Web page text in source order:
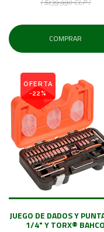
( $139.990 CLP )
COMPRAR
OFERTA
-22%
JUEGO DE DADOS Y
1/4" Y TORX® BAHCO